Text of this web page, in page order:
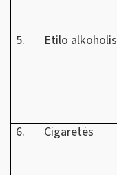
5. Etilo alkoholis
6.
Cigaretės